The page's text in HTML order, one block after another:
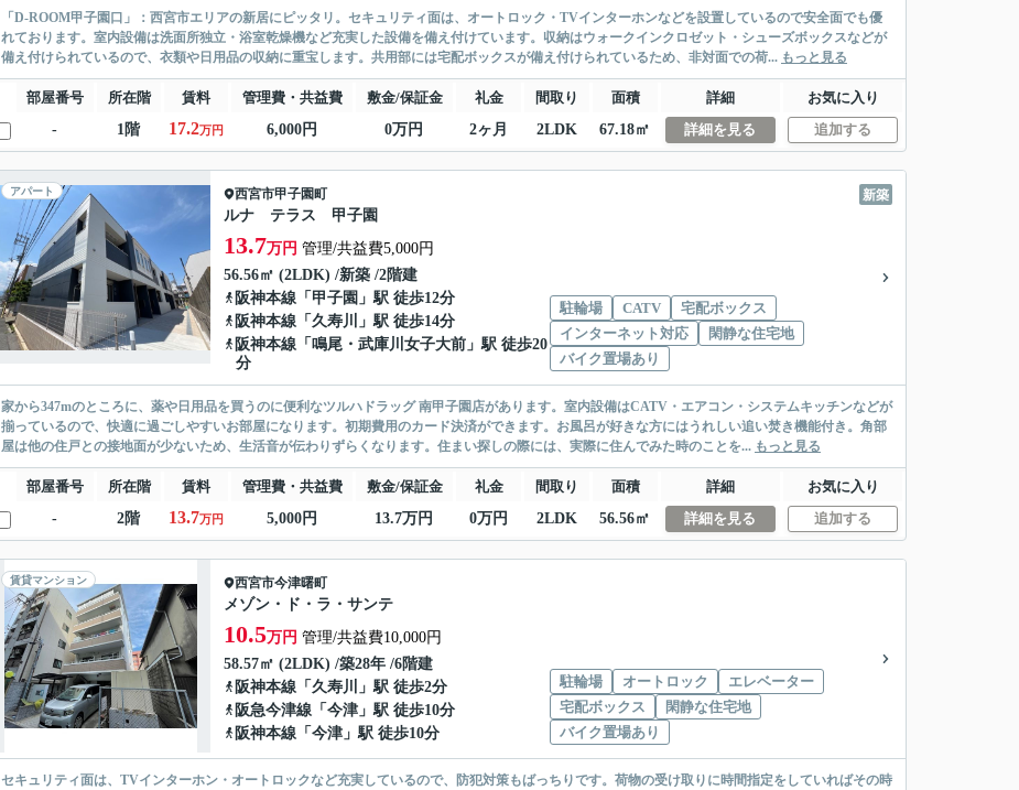
「D-ROOM甲子園口」：西宮市エリアの新居にピッタリ。セキュリティ面は、オートロック・TVインターホンなどを設置しているので安全面でも優
れております。室内設備は洗面所独立・浴室乾燥機など充実した設備を備え付けています。収納はウォークインクロゼット・シューズボックスなどが
備え付けられているので、衣類や日用品の収納に重宝します。共用部には宅配ボックスが備え付けられているため、非対面での荷... もっと見る
部屋番号 所在階 賃料 管理費・共益費 敷金/保証金 礼金 間取り 面積 詳細
お気に入り
-
1階 17.2万円 6,000円 0万円 2ヶ月 2LDK 67.18㎡ 詳細を見る 追加する
アパート 新築
西宮市甲子園町
ルナ テラス 甲子園
13.7万円 管理/共益費5,000円
56.56㎡ (2LDK) /新築 /2階建
阪神本線 「 甲子園 」駅 徒歩12分
阪神本線 「 久寿川
」駅 徒歩14分
阪神本線 「 鳴尾・武庫川女子大前 」駅 徒歩20
分
駐輪場 CATV
宅配ボックス
インターネット対応
閑静な住宅地
バイク置場あり
家から347mのところに、薬や日用品を買うのに便利なツルハドラッグ 南甲子園店があります。室内設備はCATV・エアコン・システムキッチンなどが
揃っているので、快適に過ごしやすいお部屋になります。初期費用のカード決済ができます。お風呂が好きな方にはうれしい追い焚き機能付き。角部
屋は他の住戸との接地面が少ないため、生活音が伝わりずらくなります。住まい探しの際には、実際に住んでみた時のことを... もっと見る
部屋番号 所在階 賃料 管理費・共益費 敷金/保証金 礼金 間取り 面積 詳細
お気に入り
-
2階 13.7万円 5,000円 13.7万円 0万円 2LDK 56.56㎡ 詳細を見る 追加する
賃貸マンション 西宮市今津曙町
メゾン・ド・ラ・サンテ
10.5万円 管理/共益費10,000円
58.57㎡ (2LDK) /築28年 /6階建
阪神本線 「 久寿川
」駅 徒歩2分
阪急今津線 「 今津 」駅 徒歩10分
阪神本線 「 今津 」駅 徒歩10分
駐輪場 オートロック
エレベーター
宅配ボックス
閑静な住宅地
バイク置場あり
セキュリティ面は、TVインターホン・オートロックなど充実しているので、防犯対策もばっちりです。荷物の受け取りに時間指定をしていればその時